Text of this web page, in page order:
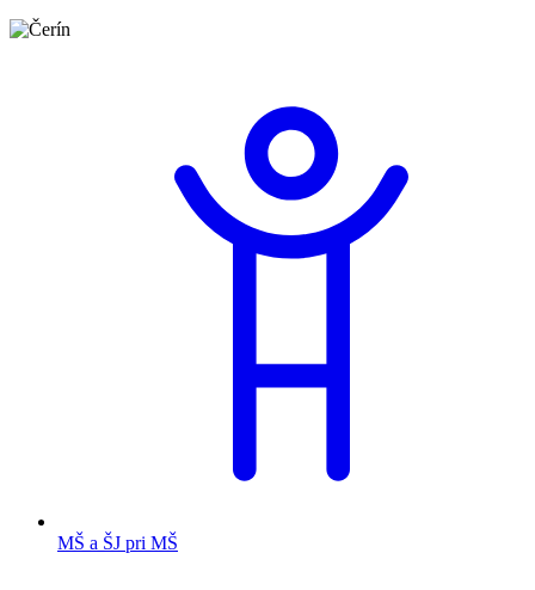
MŠ a ŠJ pri MŠ